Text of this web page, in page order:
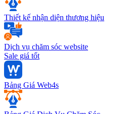
Thiết kế nhận diện thương hiệu
Dịch vụ chăm sóc website
Sale giá tốt
Bảng Giá Web4s